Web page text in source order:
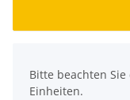
Bitte beachten
Einheiten.